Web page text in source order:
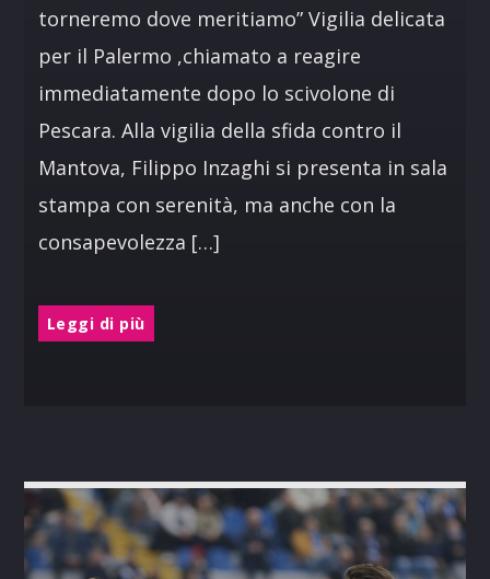
torneremo dove meritiamo” Vigilia delicata
per il Palermo ,chiamato a reagire
immediatamente dopo lo scivolone di
Pescara. Alla vigilia della sfida contro il
Mantova, Filippo Inzaghi si presenta in sala
stampa con serenità, ma anche con la
consapevolezza […]
Leggi di più